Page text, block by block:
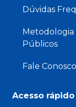
Dúvidas
Metodologia
Públicos
Fale Conosco
Acesso rápido